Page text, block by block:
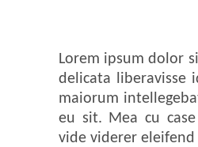
Lorem ipsum dolor
delicata liberavisse
maiorum
eu sit. Mea cu
vide viderer eleifend